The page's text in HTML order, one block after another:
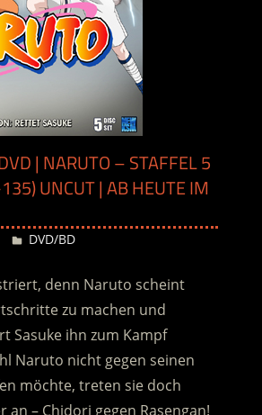
| NARUTO – STAFFEL 5
UNCUT | AB HEUTE IM
Desiree
DVD/BD
denn Naruto scheint
zu machen und
Sasuke ihn zum Kampf
Naruto nicht gegen seinen
möchte, treten sie doch
an – Chidori gegen Rasengan!